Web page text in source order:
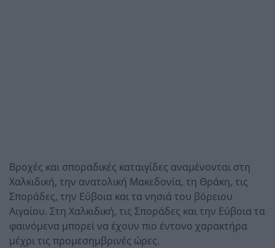
Βροχές και σποραδικές καταιγίδες αναμένονται στη
Χαλκιδική, την ανατολική Μακεδονία, τη Θράκη, τις
Σποράδες, την Εύβοια και τα νησιά του βόρειου
Αιγαίου. Στη Χαλκιδική, τις Σποράδες και την Εύβοια τα
φαινόμενα μπορεί να έχουν πιο έντονο χαρακτήρα
μέχρι τις προμεσημβρινές ώρες.